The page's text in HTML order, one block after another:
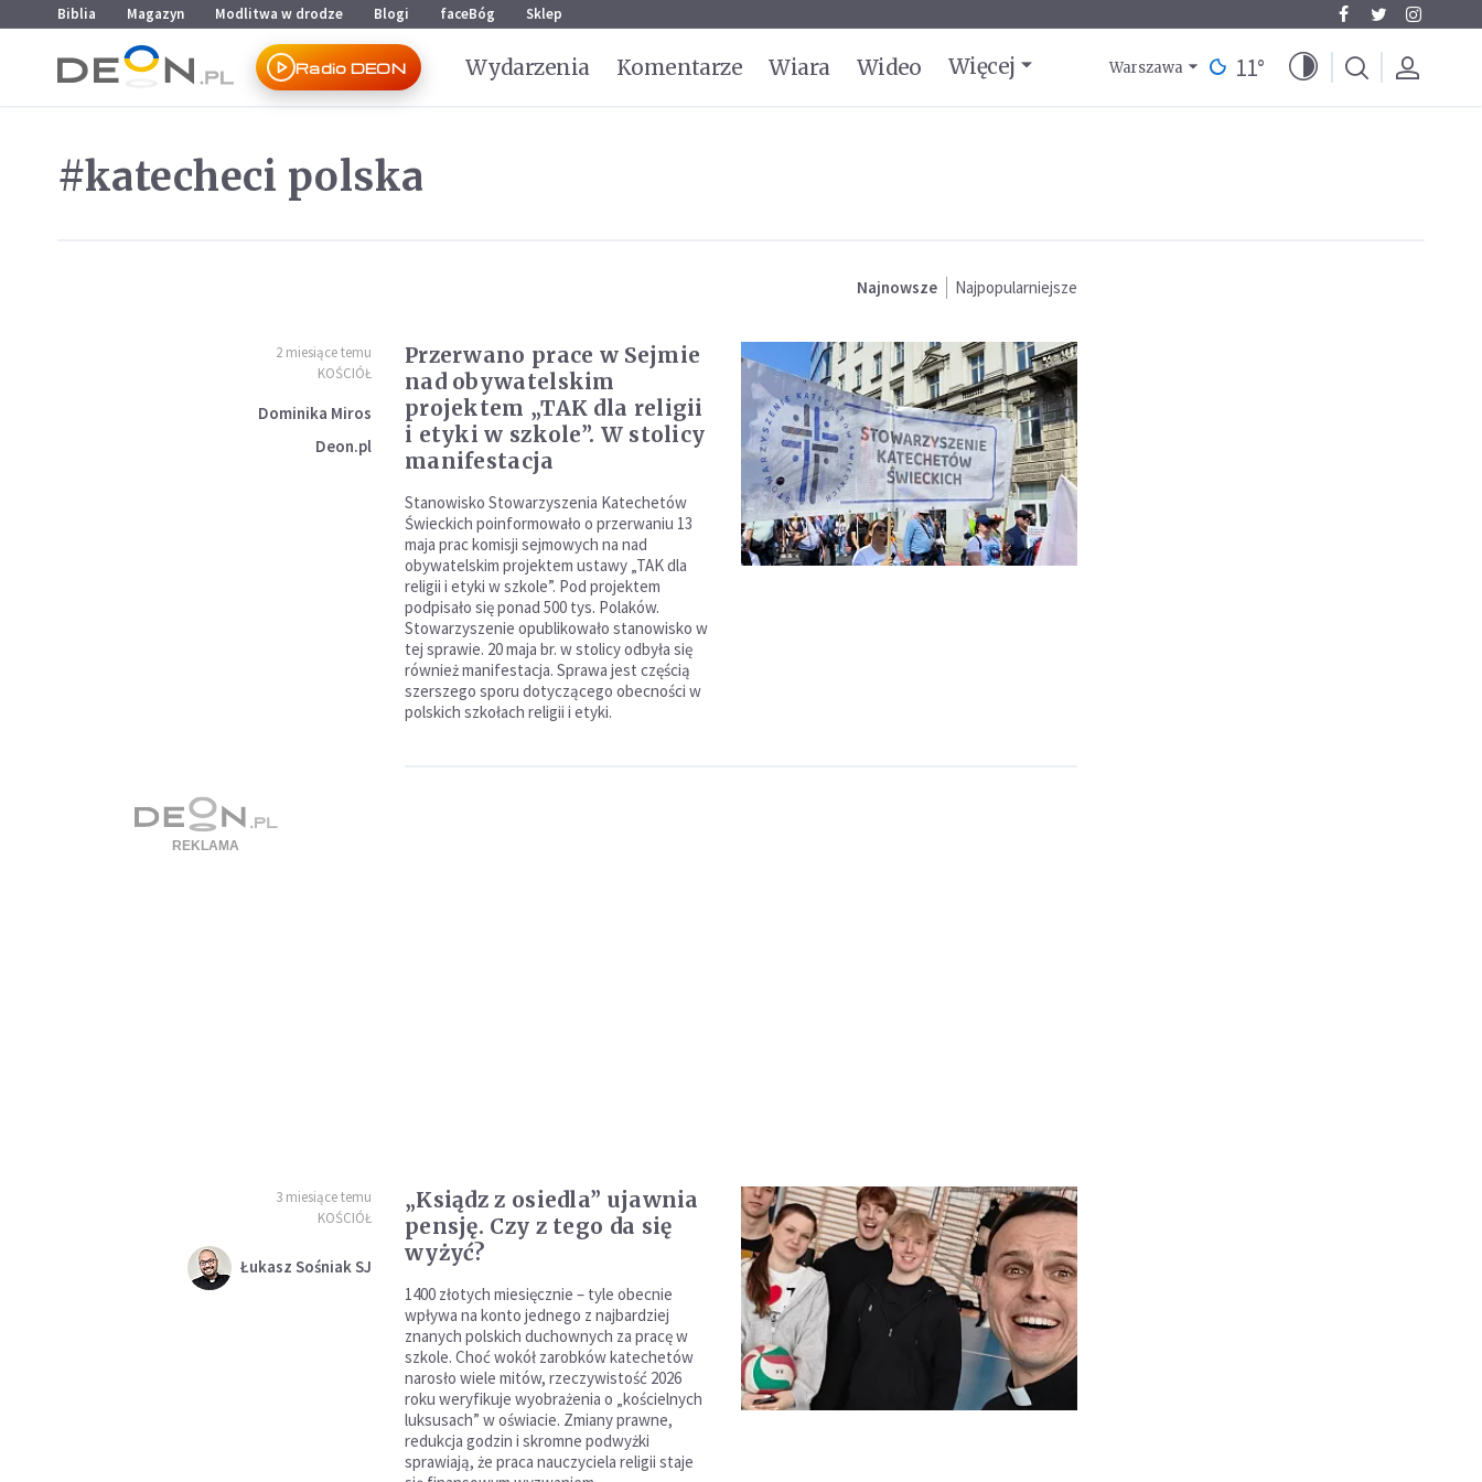
Przejdź do menu głównego
Przejdź do treści
Biblia Magazyn Modlitwa w drodze Blogi faceBóg Sklep
Radio DEON Wydarzenia Komentarze Wiara Wideo Więcej Warszawa 11°
#katecheci polska
Najnowsze Najpopularniejsze
2 miesiące temu
KOŚCIÓŁ
Dominika Miros
Deon.pl
Przerwano prace w Sejmie
nad obywatelskim
projektem „TAK dla religii
i etyki w szkole”. W stolicy
manifestacja
Stanowisko Stowarzyszenia Katechetów
Świeckich poinformowało o przerwaniu 13
maja prac komisji sejmowych na nad
obywatelskim projektem ustawy „TAK dla
religii i etyki w szkole”. Pod projektem
podpisało się ponad 500 tys. Polaków.
Stowarzyszenie opublikowało stanowisko w
tej sprawie. 20 maja br. w stolicy odbyła się
również manifestacja. Sprawa jest częścią
szerszego sporu dotyczącego obecności w
polskich szkołach religii i etyki.
3 miesiące temu
KOŚCIÓŁ
Łukasz Sośniak SJ
„Ksiądz z osiedla” ujawnia
pensję. Czy z tego da się
wyżyć?
1400 złotych miesięcznie – tyle obecnie
wpływa na konto jednego z najbardziej
znanych polskich duchownych za pracę w
szkole. Choć wokół zarobków katechetów
narosło wiele mitów, rzeczywistość 2026
roku weryfikuje wyobrażenia o „kościelnych
luksusach” w oświacie. Zmiany prawne,
redukcja godzin i skromne podwyżki
sprawiają, że praca nauczyciela religii staje